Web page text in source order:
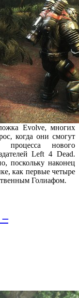
Evolve, многих
когда они смогут
процесса нового
Left 4 Dead.
поскольку наконец
как первые четыре
Голиафом.